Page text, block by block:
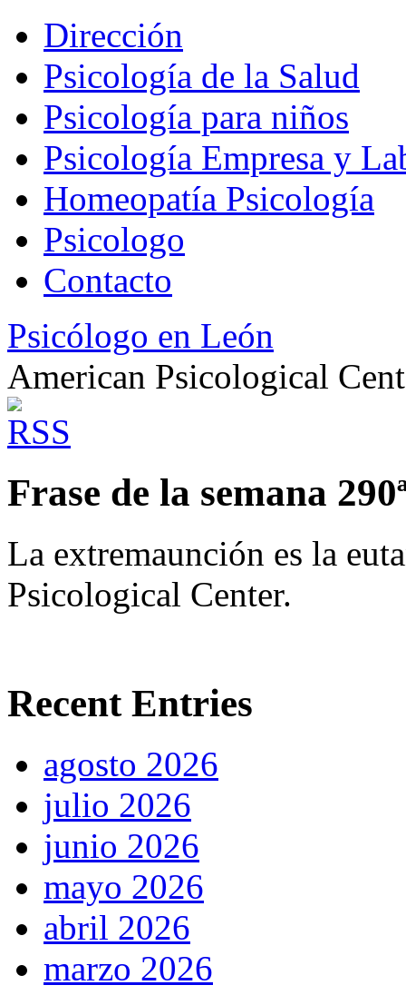
Dirección
Psicología de la Salud
Psicología para niños
Psicología Empresa y
Homeopatía Psicología
Psicologo
Contacto
Psicólogo en León
American Psicological
Frase de la semana
La extremaunción es la
Psicological Center.
Recent Entries
agosto 2026
julio 2026
junio 2026
mayo 2026
abril 2026
marzo 2026